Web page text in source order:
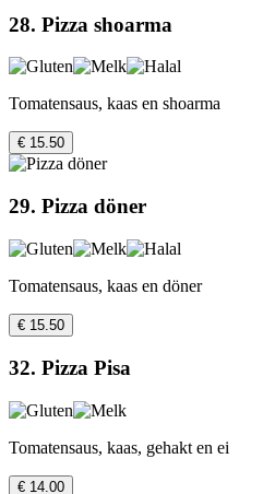
28. Pizza shoarma
Tomatensaus, kaas en shoarma
€ 15.50
29. Pizza döner
Tomatensaus, kaas en döner
€ 15.50
32. Pizza Pisa
Tomatensaus, kaas, gehakt en ei
€ 14.00